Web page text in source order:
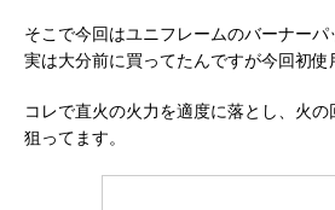
そこで今回はユニフレームのバーナーパ
実は大分前に買ってたんですが今回初使
コレで直火の火力を適度に落とし、火
狙ってます。